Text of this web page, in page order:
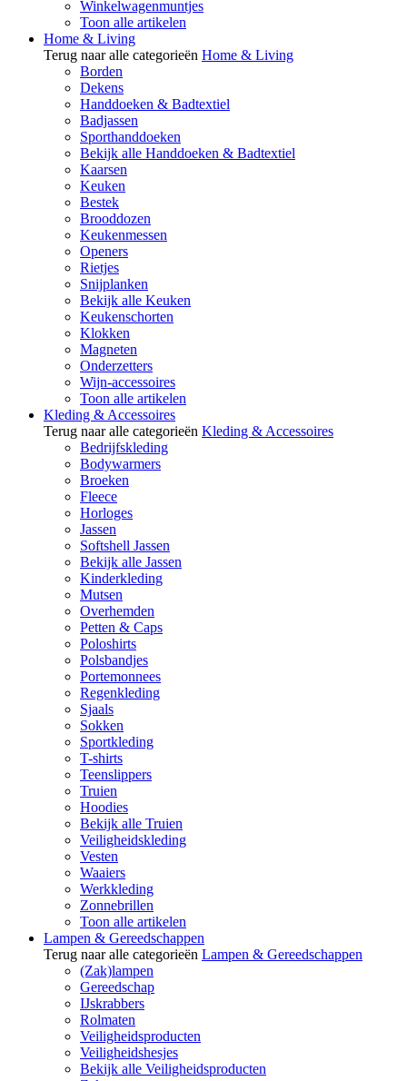
Winkelwagenmuntjes
Toon alle artikelen
Home & Living
Terug naar alle categorieën Home & Living
Borden
Dekens
Handdoeken & Badtextiel
Badjassen
Sporthanddoeken
Bekijk alle Handdoeken & Badtextiel
Kaarsen
Keuken
Bestek
Brooddozen
Keukenmessen
Openers
Rietjes
Snijplanken
Bekijk alle Keuken
Keukenschorten
Klokken
Magneten
Onderzetters
Wijn-accessoires
Toon alle artikelen
Kleding & Accessoires
Terug naar alle categorieën Kleding & Accessoires
Bedrijfskleding
Bodywarmers
Broeken
Fleece
Horloges
Jassen
Softshell Jassen
Bekijk alle Jassen
Kinderkleding
Mutsen
Overhemden
Petten & Caps
Poloshirts
Polsbandjes
Portemonnees
Regenkleding
Sjaals
Sokken
Sportkleding
T-shirts
Teenslippers
Truien
Hoodies
Bekijk alle Truien
Veiligheidskleding
Vesten
Waaiers
Werkkleding
Zonnebrillen
Toon alle artikelen
Lampen & Gereedschappen
Terug naar alle categorieën Lampen & Gereedschappen
(Zak)lampen
Gereedschap
IJskrabbers
Rolmaten
Veiligheidsproducten
Veiligheidshesjes
Bekijk alle Veiligheidsproducten